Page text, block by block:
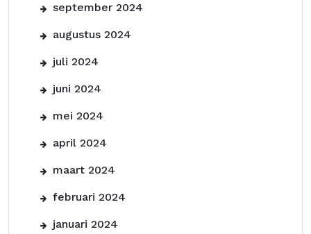
september 2024
augustus 2024
juli 2024
juni 2024
mei 2024
april 2024
maart 2024
februari 2024
januari 2024